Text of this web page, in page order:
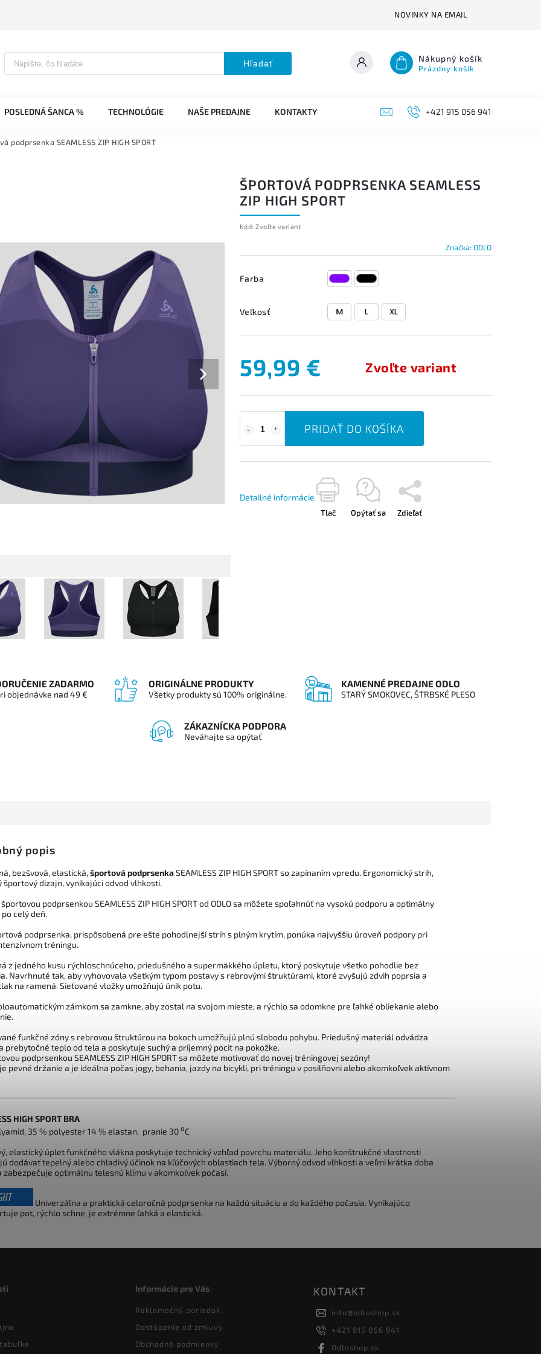
NOVINKY NA EMAIL
Hľadať Nákupný košík
Prázdny košík
POSLEDNÁ ŠANCA % TECHNOLÓGIE NAŠE PREDAJNE KONTAKTY +421 915 056 941
podprsenka SEAMLESS ZIP HIGH SPORT
ŠPORTOVÁ PODPRSENKA SEAMLESS
ZIP HIGH SPORT
Kód: Zvoľte variant
Značka: ODLO
Farba
Veľkosť
59,99 € Zvoľte variant
PRIDAŤ DO KOŠÍKA
Detailné informácie
Tlač Opýtať sa Zdieľať
ZADARMO
objednávke nad 49 €
ORIGINÁLNE PRODUKTY
Všetky produkty sú 100% originálne.
KAMENNÉ PREDAJNE ODLO
STARÝ SMOKOVEC, ŠTRBSKÉ PLESO
ZÁKAZNÍCKA PODPORA
Neváhajte sa opýtať
popis
bezšvová, elastická,športová podprsenkaSEAMLESS ZIP HIGH SPORT so zapínaním vpredu. Ergonomický strih,
športový dizajn, vynikajúci odvod vlhkosti.
podprsenkou SEAMLESS ZIP HIGH SPORT od ODLO sa môžete spoľahnúť na vysokú podporu a optimálny
celý deň.
podprsenka, prispôsobená pre ešte pohodlnejší strih s plným krytím, ponúka najvyššiu úroveň podpory pri
tréningu.
z jedného kusu rýchloschnúceho, priedušného a supermäkkého úpletu, ktorý poskytuje všetko pohodlie bez
Navrhnuté tak, aby vyhovovala všetkým typom postavy s rebrovými štruktúrami, ktoré zvyšujú zdvih poprsia a
na ramená. Sieťované vložky umožňujú únik potu.
zámkom sa zamkne, aby zostal na svojom mieste, a rýchlo sa odomkne pre ľahké obliekanie alebo
funkčné zóny s rebrovou štruktúrou na bokoch umožňujú plnú slobodu pohybu. Priedušný materiál odvádza
prebytočné teplo od tela a poskytuje suchý a príjemný pocit na pokožke.
podprsenkou SEAMLESS ZIP HIGH SPORT sa môžete motivovať do novej tréningovej sezóny!
pevné držanie a je ideálna počas jogy, behania, jazdy na bicykli, pri tréningu v posilňovni alebo akomkoľvek aktívnom
HIGH SPORT BRA
35 % polyester 14 % elastan, pranie 30 oC
elastický úplet funkčného vlákna poskytuje technický vzhľad povrchu materiálu. Jeho konštrukčné vlastnosti
dodávať tepelný alebo chladivý účinok na kľúčových oblastiach tela. Výborný odvod vlhkosti a veľmi krátka doba
zabezpečuje optimálnu telesnú klímu v akomkoľvek počasí.
Univerzálna a praktická celoročná podprsenka na každú situáciu a do každého počasia. Vynikajúco
pot, rýchlo schne, je extrémne ľahká a elastická.
Informácie pre Vás
Reklamačný poriadok
Odstúpenie od zmluvy
Obchodné podmienky
KONTAKT
info@odloshop.sk
+421 915 056 941
Odloshop.sk